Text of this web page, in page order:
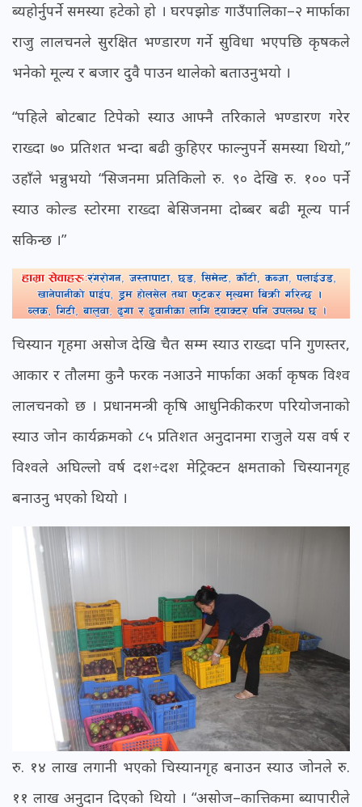
ब्यहोर्नुपर्ने समस्या हटेको हो । घरपझोङ गाउँपालिका–२ मार्फाका
राजु लालचनले सुरक्षित भण्डारण गर्ने सुविधा भएपछि कृषकले
भनेको मूल्य र बजार दुवै पाउन थालेको बताउनुभयो ।
“पहिले बोटबाट टिपेको स्याउ आफ्नै तरिकाले भण्डारण गरेर
राख्दा ७० प्रतिशत भन्दा बढी कुहिएर फाल्नुपर्ने समस्या थियो,”
उहाँले भन्नुभयो “सिजनमा प्रतिकिलो रु. ९० देखि रु. १०० पर्ने
स्याउ कोल्ड स्टोरमा राख्दा बेसिजनमा दोब्बर बढी मूल्य पार्न
सकिन्छ ।”
चिस्यान गृहमा असोज देखि चैत सम्म स्याउ राख्दा पनि गुणस्तर,
आकार र तौलमा कुनै फरक नआउने मार्फाका अर्का कृषक विश्व
लालचनको छ । प्रधानमन्त्री कृषि आधुनिकीकरण परियोजनाको
स्याउ जोन कार्यक्रमको ८५ प्रतिशत अनुदानमा राजुले यस वर्ष र
विश्वले अघिल्लो वर्ष दश÷दश मेट्रिक्टन क्षमताको चिस्यानगृह
बनाउनु भएको थियो ।
रु. १४ लाख लगानी भएको चिस्यानगृह बनाउन स्याउ जोनले रु.
११ लाख अनुदान दिएको थियो । “असोज–कात्तिकमा ब्यापारीले